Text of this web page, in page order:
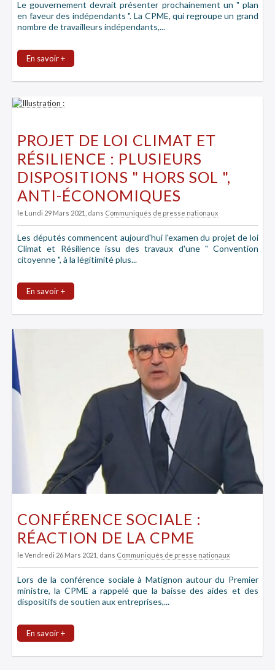
Le gouvernement devrait présenter prochainement un " plan
en faveur des indépendants ". La CPME, qui regroupe un grand
nombre de travailleurs indépendants,...
En savoir +
PROJET DE LOI CLIMAT ET
RÉSILIENCE : PLUSIEURS
DISPOSITIONS " HORS SOL ",
ANTI-ÉCONOMIQUES
le Lundi 29 Mars 2021 , dans Communiqués de presse nationaux
Les députés commencent aujourd'hui l'examen du projet de loi
Climat et Résilience issu des travaux d'une " Convention
citoyenne ", à la légitimité plus...
En savoir +
CONFÉRENCE SOCIALE :
RÉACTION DE LA CPME
le Vendredi 26 Mars 2021 , dans Communiqués de presse nationaux
Lors de la conférence sociale à Matignon autour du Premier
ministre, la CPME a rappelé que la baisse des aides et des
dispositifs de soutien aux entreprises,...
En savoir +